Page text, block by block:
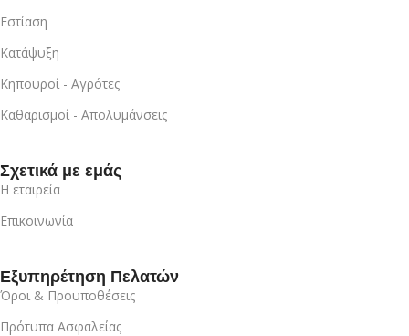
Εστίαση
Κατάψυξη
Κηπουροί - Αγρότες
Καθαρισμοί - Απολυμάνσεις
Σχετικά με εμάς
Η εταιρεία
Επικοινωνία
Εξυπηρέτηση Πελατών
Όροι & Προυποθέσεις
Πρότυπα Ασφαλείας